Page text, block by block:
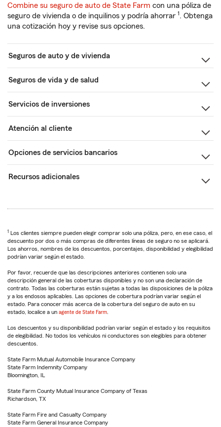
Combine su seguro de auto de State Farm con una póliza de
seguro de vivienda o de inquilinos y podría ahorrar 1. Obtenga
una cotización hoy y revise sus opciones.
Seguros de auto y de vivienda
Seguros de vida y de salud
Servicios de inversiones
Atención al cliente
Opciones de servicios bancarios
Recursos adicionales
1 Los clientes siempre pueden elegir comprar solo una póliza, pero, en ese caso, el
descuento por dos o más compras de diferentes líneas de seguro no se aplicará.
Los ahorros, nombres de los descuentos, porcentajes, disponibilidad y elegibilidad
podrían variar según el estado.
Por favor, recuerde que las descripciones anteriores contienen solo una
descripción general de las coberturas disponibles y no son una declaración de
contrato. Todas las coberturas están sujetas a todas las disposiciones de la póliza
y a los endosos aplicables. Las opciones de cobertura podrían variar según el
estado. Para conocer más acerca de la cobertura del seguro de auto en su
estado, localice a un agente de State Farm
Los descuentos y su disponibilidad podrían variar según el estado y los requisitos
de elegibilidad. No todos los vehículos ni conductores son elegibles para obtener
descuentos.
State Farm Mutual Automobile Insurance Company
State Farm Indemnity Company
Bloomington, IL
State Farm County Mutual Insurance Company of Texas
Richardson, TX
State Farm Fire and Casualty Company
State Farm General Insurance Company